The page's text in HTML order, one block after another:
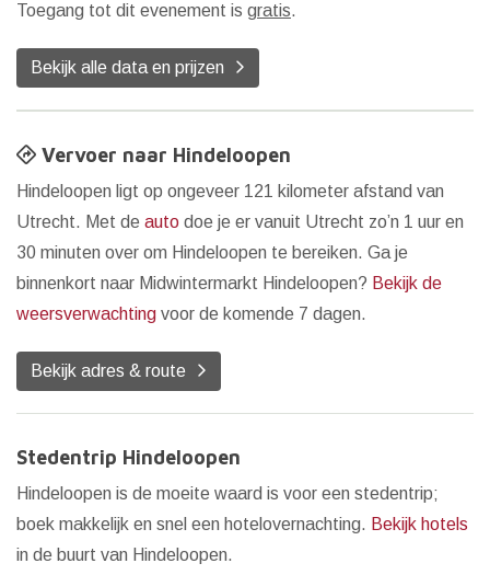
Toegang tot dit evenement is gratis.
Bekijk alle data en prijzen
Vervoer naar Hindeloopen
Hindeloopen ligt op ongeveer 121 kilometer afstand van
Utrecht. Met de auto doe je er vanuit Utrecht zo’n 1 uur en
30 minuten over om Hindeloopen te bereiken. Ga je
binnenkort naar Midwintermarkt Hindeloopen? Bekijk de
weersverwachting voor de komende 7 dagen.
Bekijk adres & route
Stedentrip Hindeloopen
Hindeloopen is de moeite waard is voor een stedentrip;
boek makkelijk en snel een hotelovernachting. Bekijk hotels
in de buurt van Hindeloopen.